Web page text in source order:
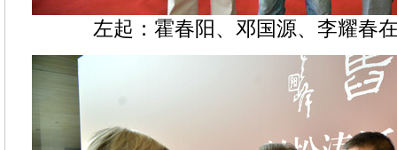
左起：霍春阳、邓国源、李耀春